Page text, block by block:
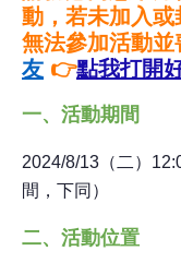
動，若未加入或
無法參加活動並
友 👉點我打開
一、活動期間
2024/8/13（二）
間，下同）
二、活動位置